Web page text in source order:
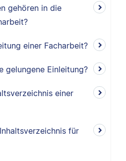
gehören in die
einer Facharbeit?
gelungene Einleitung?
einer
für